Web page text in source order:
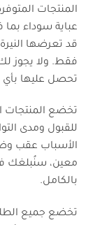
المنتجات
عباية سوداء
قد تعرضها
فقط. ولا يجوز
تحصل عليها بأي
تخضع المنتجات
للقبول ومدى
الأسباب عقب
معين، سنُبلغك
بالكامل.
تخضع جميع